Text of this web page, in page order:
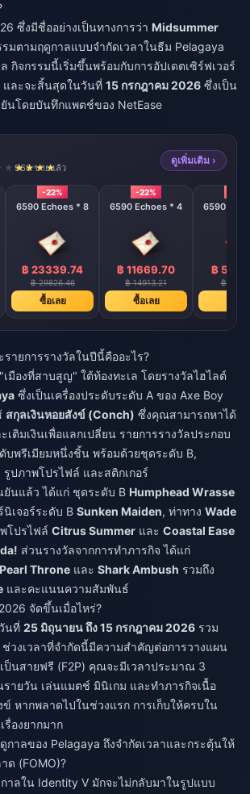
ซึ่งมีชื่ออย่างเป็นทางการว่า Midsummer
รมตามฤดูกาลแบบจำกัดเวลาในธีม Pelagaya
กิจกรรมนี้เริ่มขึ้นพร้อมกับการอัปเดตเซิร์ฟเวอร์
และจะสิ้นสุดในวันที่ 15 กรกฎาคม 2026 ซึ่งเป็น
นโดยบันทึกแพตช์ของ NetEase
968 ขายแล้ว
ดูเพิ่มเติม ›
-22%
6590 Echoes * 8
฿ 23339.74
฿ 29826.46
ซื้อเลย
-22%
6590 Echoes * 4
฿ 11669.70
฿ 14913.21
ซื้อเลย
6590
฿
฿
ายการรางวัลในปีนี้คืออะไร?
มืองที่สาบสูญ" ใต้ท้องทะเล โดยรางวัลไฮไลต์
ซึ่งเป็นเครื่องประดับระดับ A ของ Axe Boy
สกุลเงินหอยสังข์ (Conch) ซึ่งคุณสามารถหาได้
เติมเงินเพื่อแลกเปลี่ยน รายการรางวัลประกอบ
บพรีเมียมหนึ่งชิ้น พร้อมด้วยชุดระดับ B,
รูปภาพโปรไฟล์ และสติกเกอร์
ยันแล้ว ได้แก่ ชุดระดับ B Humphead Wrasse
นิเจอร์ระดับ B Sunken Maiden, ท่าทาง Wade
โปรไฟล์ Citrus Summer และ Coastal Ease
ส่วนรางวัลจากการทำภารกิจ ได้แก่
Pearl Throne และ Shark Ambush รวมถึง
และคะแนนความสัมพันธ์
จัดขึ้นเมื่อไหร่?
นที่ 25 มิถุนายน ถึง 15 กรกฎาคม 2026 รวม
ช่วงเวลาที่จำกัดนี้มีความสำคัญต่อการวางแผน
นสายฟรี (F2P) คุณจะมีเวลาประมาณ 3
ายวัน เล่นแมตช์ มินิเกม และทำภารกิจเนื้อ
ข์ หากพลาดไปในช่วงแรก การเก็บให้ครบใน
รื่องยากมาก
กาลของ Pelagaya ถึงจำกัดเวลาและกระตุ้นให้
ด (FOMO)?
าลใน Identity V มักจะไม่กลับมาในรูปแบบ